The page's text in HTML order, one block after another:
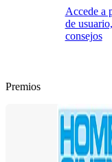
Accede a
de
consejos
Premios